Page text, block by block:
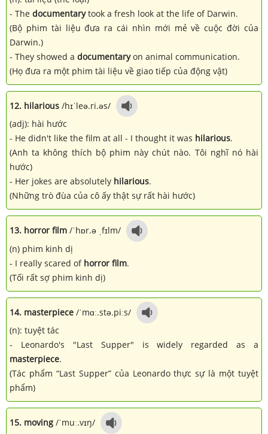
- The documentarytook a fresh look at the life of Darwin.
(Bộ phim tài liệu đưa ra cái nhìn mới mẻ về cuộc đời của
Darwin.)
- They showed a documentaryon animal communication.
(Họ đưa ra một phim tài liệu về giao tiếp của động vật)
12. hilarious /hɪˈleə.ri.əs/
(adj): hài hước
- He didn't like the film at all - I thought it was hilarious.
(Anh ta không thích bộ phim này chút nào. Tôi nghĩ nó hài
hước)
- Her jokes are absolutely hilarious.
(Những trò đùa của cô ấy thật sự rất hài hước)
13. horror film /ˈhɒr.ə ˌfɪlm/
(n) phim kinh dị
- I really scared of horror film.
(Tối rất sợ phim kinh dị)
14. masterpiece /ˈmɑː.stə.piːs/
(n): tuyệt tác
- Leonardo's "Last Supper" is widely regarded as a
masterpiece.
(Tác phẩm “Last Supper” của Leonardo thực sự là một tuyệt
phẩm)
15. moving /ˈmuː.vɪŋ/